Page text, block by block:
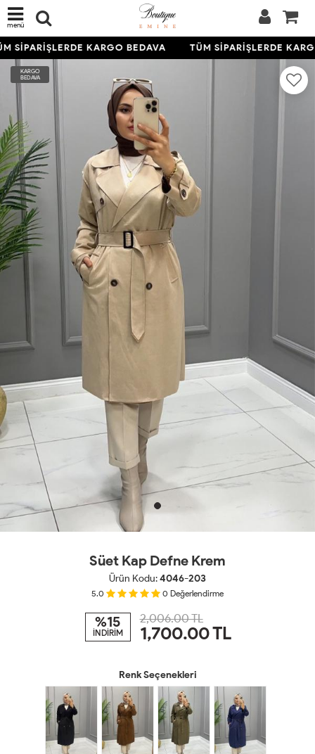
menü
SİPARİŞLERDE KARGO BEDAVA TÜM SİPARİŞLERDE
KARGO
BEDAVA
Süet Kap Defne Krem
Ürün Kodu:4046-203
5.0 0 Değerlendirme
%15
İNDİRİM
2,006.00 TL
1,700.00TL
Renk Seçenekleri